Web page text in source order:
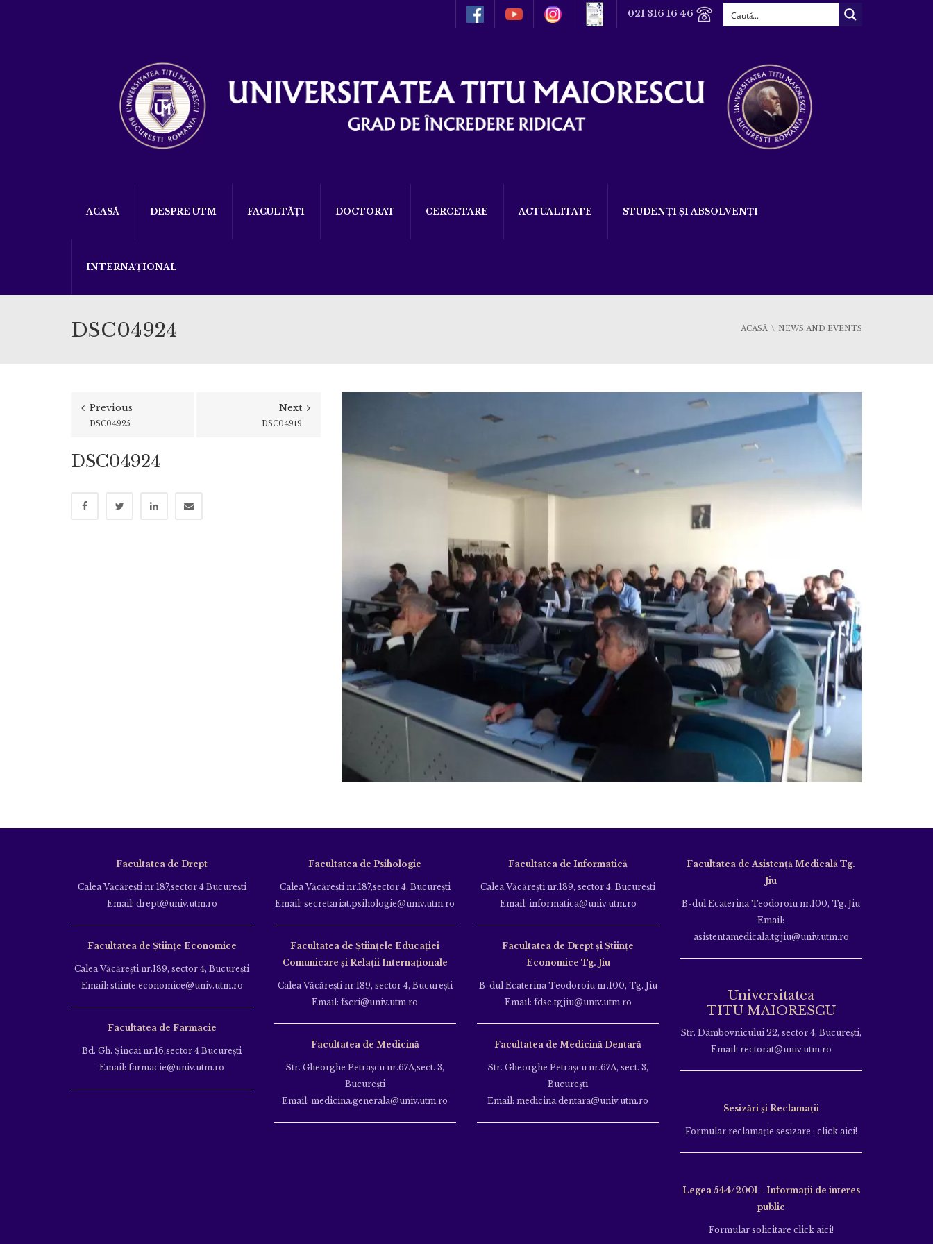
021 316 16 46
ACASĂ DESPRE UTM FACULTĂȚI DOCTORAT CERCETARE ACTUALITATE STUDENȚI ȘI ABSOLVENȚI
INTERNAȚIONAL
DSC04924 ACASĂ NEWS AND EVENTS
Previous
DSC04925
Next
DSC04919
DSC04924
Facultatea de Drept
Calea Văcăreşti nr.187,sector 4 Bucureşti
Email: drept@univ.utm.ro
Facultatea de Științe Economice
Calea Văcăreşti nr.189, sector 4, Bucureşti
Email: stiinte.economice@univ.utm.ro
Facultatea de Farmacie
Bd. Gh. Şincai nr.16,sector 4 Bucureşti
Email: farmacie@univ.utm.ro
Facultatea de Psihologie
Calea Văcăreşti nr.187,sector 4, Bucureşti
Email: secretariat.psihologie@univ.utm.ro
Facultatea de Ştiinţele Educației
Comunicare și Relații Internaționale
Calea Văcăreşti nr.189, sector 4, Bucureşti
Email: fscri@univ.utm.ro
Facultatea de Medicină
Str. Gheorghe Petraşcu nr.67A,sect. 3,
Bucureşti
Email: medicina.generala@univ.utm.ro
Facultatea de Informatică
Calea Văcăreşti nr.189, sector 4, Bucureşti
Email: informatica@univ.utm.ro
Facultatea de Drept și Științe
Economice Tg. Jiu
B-dul Ecaterina Teodoroiu nr.100, Tg. Jiu
Email: fdse.tgjiu@univ.utm.ro
Facultatea de Medicină Dentară
Str. Gheorghe Petraşcu nr.67A, sect. 3,
Bucureşti
Email: medicina.dentara@univ.utm.ro
Facultatea de Asistență Medicală Tg.
Jiu
B-dul Ecaterina Teodoroiu nr.100, Tg. Jiu
Email:
asistentamedicala.tgjiu@univ.utm.ro
Universitatea
TITU MAIORESCU
Str. Dâmbovnicului 22, sector 4, București,
Email: rectorat@univ.utm.ro
Sesizări și Reclamații
Formular reclamație sesizare : click aici!
Legea 544/2001 - Informații de interes
public
Formular solicitare click aici!